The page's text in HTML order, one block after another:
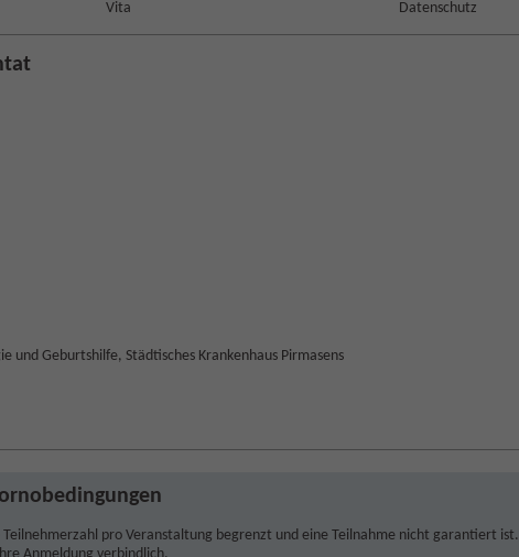
Vita Datenschutz
und Geburtshilfe, Städtisches Krankenhaus Pirmasens
Teilnehmerzahl pro Veranstaltung begrenzt und eine Teilnahme nicht garantiert